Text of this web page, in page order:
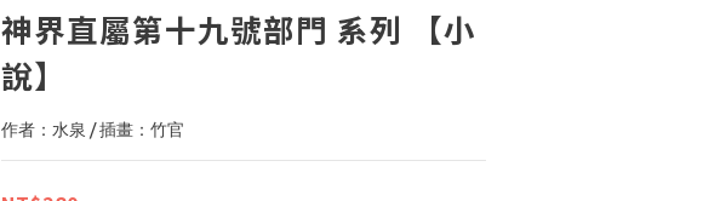
神界直屬第十九號部門 系列 【小
說】
作者：水泉 / 插畫：竹官